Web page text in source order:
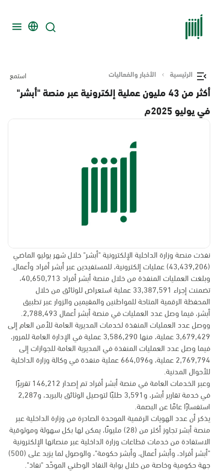
الرئيسية الأخبار والفعاليات استمع
أكثر من 43 مليون عملية إلكترونية عبر منصة "أبشر"
في يوليو 2025م
نفذت منصة وزارة الداخلية الإلكترونية "أبشر" خلال شهر يوليو الماضي
(43,439,206) عمليات إلكترونية، للمستفيدين عبر أبشر أفراد وأعمال.
وبلغت العمليات المنفذة من خلال منصة أبشر أفراد 40,650,713،
تضمنت إجراء 33,387,591 عملية استعراض للوثائق من خلال
المحفظة الرقمية المتاحة للمواطنين والمقيمين والزوار عبر تطبيق
أبشر، فيما وصل عدد العمليات في منصة أبشر أعمال 2,788,493.
ووصل عدد العمليات المنفذة لخدمات المديرية العامة للأمن العام إلى
3,679,429 عملية، منها 3,586,290 عملية في الإدارة العامة للمرور،
فيما وصل عدد العمليات المنفذة في المديرية العامة للجوازات إلى
2,769,794 عملية، و664,096 عملية منفذة في وكالة وزارة الداخلية
للأحوال المدنية.
وعبر الخدمات العامة في منصة أبشر أفراد تم إصدار 146,212 تقريرًا
في خدمة تقارير أبشر، و3,591 طلبًا لتوصيل الوثائق بالبريد، و2,287
استفسارًا عامًا عن البصمة.
يذكر أن عدد الهويات الرقمية الموحدة الصادرة من وزارة الداخلية عبر
منصة أبشر تجاوز أكثر من (28) مليونًا، يمكن لها بكل سهولة وموثوقية
الاستفادة من خدمات قطاعات وزارة الداخلية عبر منصاتها الإلكترونية
"أبشر أفراد، وأبشر أعمال، وأبشر حكومة"، والوصول لما يزيد على (500)
جهة حكومية وخاصة من خلال بوابة النفاذ الوطني الموحّد "نفاذ".